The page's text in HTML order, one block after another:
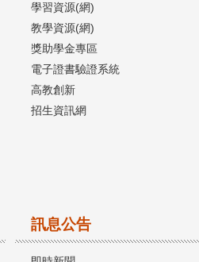
學習資源(網)
教學資源(網)
獎助學金專區
電子證書驗證系統
高教創新
招生資訊網
訊息公告